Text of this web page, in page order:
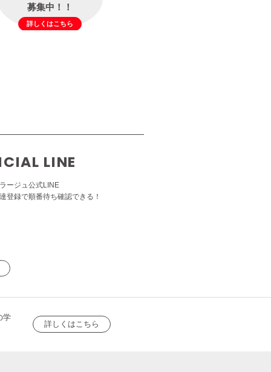
募集中！！
詳しくはこちら
LINE
ージュ公式LINE
登録で順番待ち確認できる！
学
詳しくはこちら